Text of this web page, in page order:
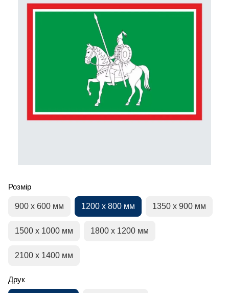
Розмір
900 х 600 мм 1200 х 800 мм 1350 х 900 мм
1500 х 1000 мм 1800 х 1200 мм
2100 х 1400 мм
Друк